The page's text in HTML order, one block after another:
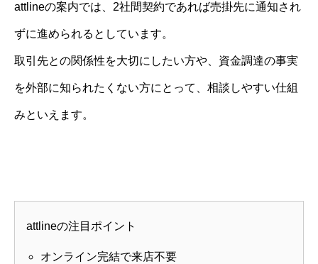
attlineの案内では、2社間契約であれば売掛先に通知され
ずに進められるとしています。
取引先との関係性を大切にしたい方や、資金調達の事実
を外部に知られたくない方にとって、相談しやすい仕組
みといえます。
attlineの注目ポイント
オンライン完結で来店不要